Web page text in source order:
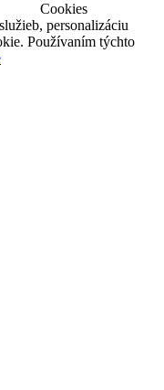
Cookies
personalizáciu
Používaním týchto